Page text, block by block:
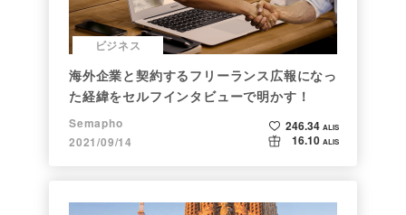
ビジネス
海外企業と契約するフリーランス広報になっ
た経緯をセルフインタビューで明かす！
Semapho
2021/09/14
246.34 ALIS
16.10 ALIS